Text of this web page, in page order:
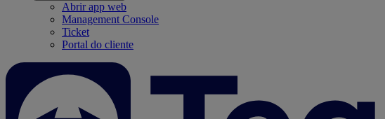
Abrir app web
Management Console
Ticket
Portal do cliente